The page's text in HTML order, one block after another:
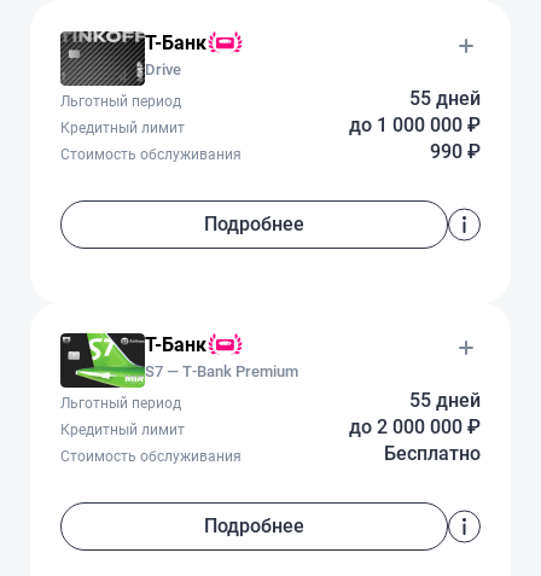
Т-Банк
Drive
55 дней
Льготный период
до 1 000 000 ₽
Кредитный лимит
990 ₽
Стоимость обслуживания
Подробнее
Т-Банк
S7 — T‑Bank Premium
55 дней
Льготный период
до 2 000 000 ₽
Кредитный лимит
Бесплатно
Стоимость обслуживания
Подробнее